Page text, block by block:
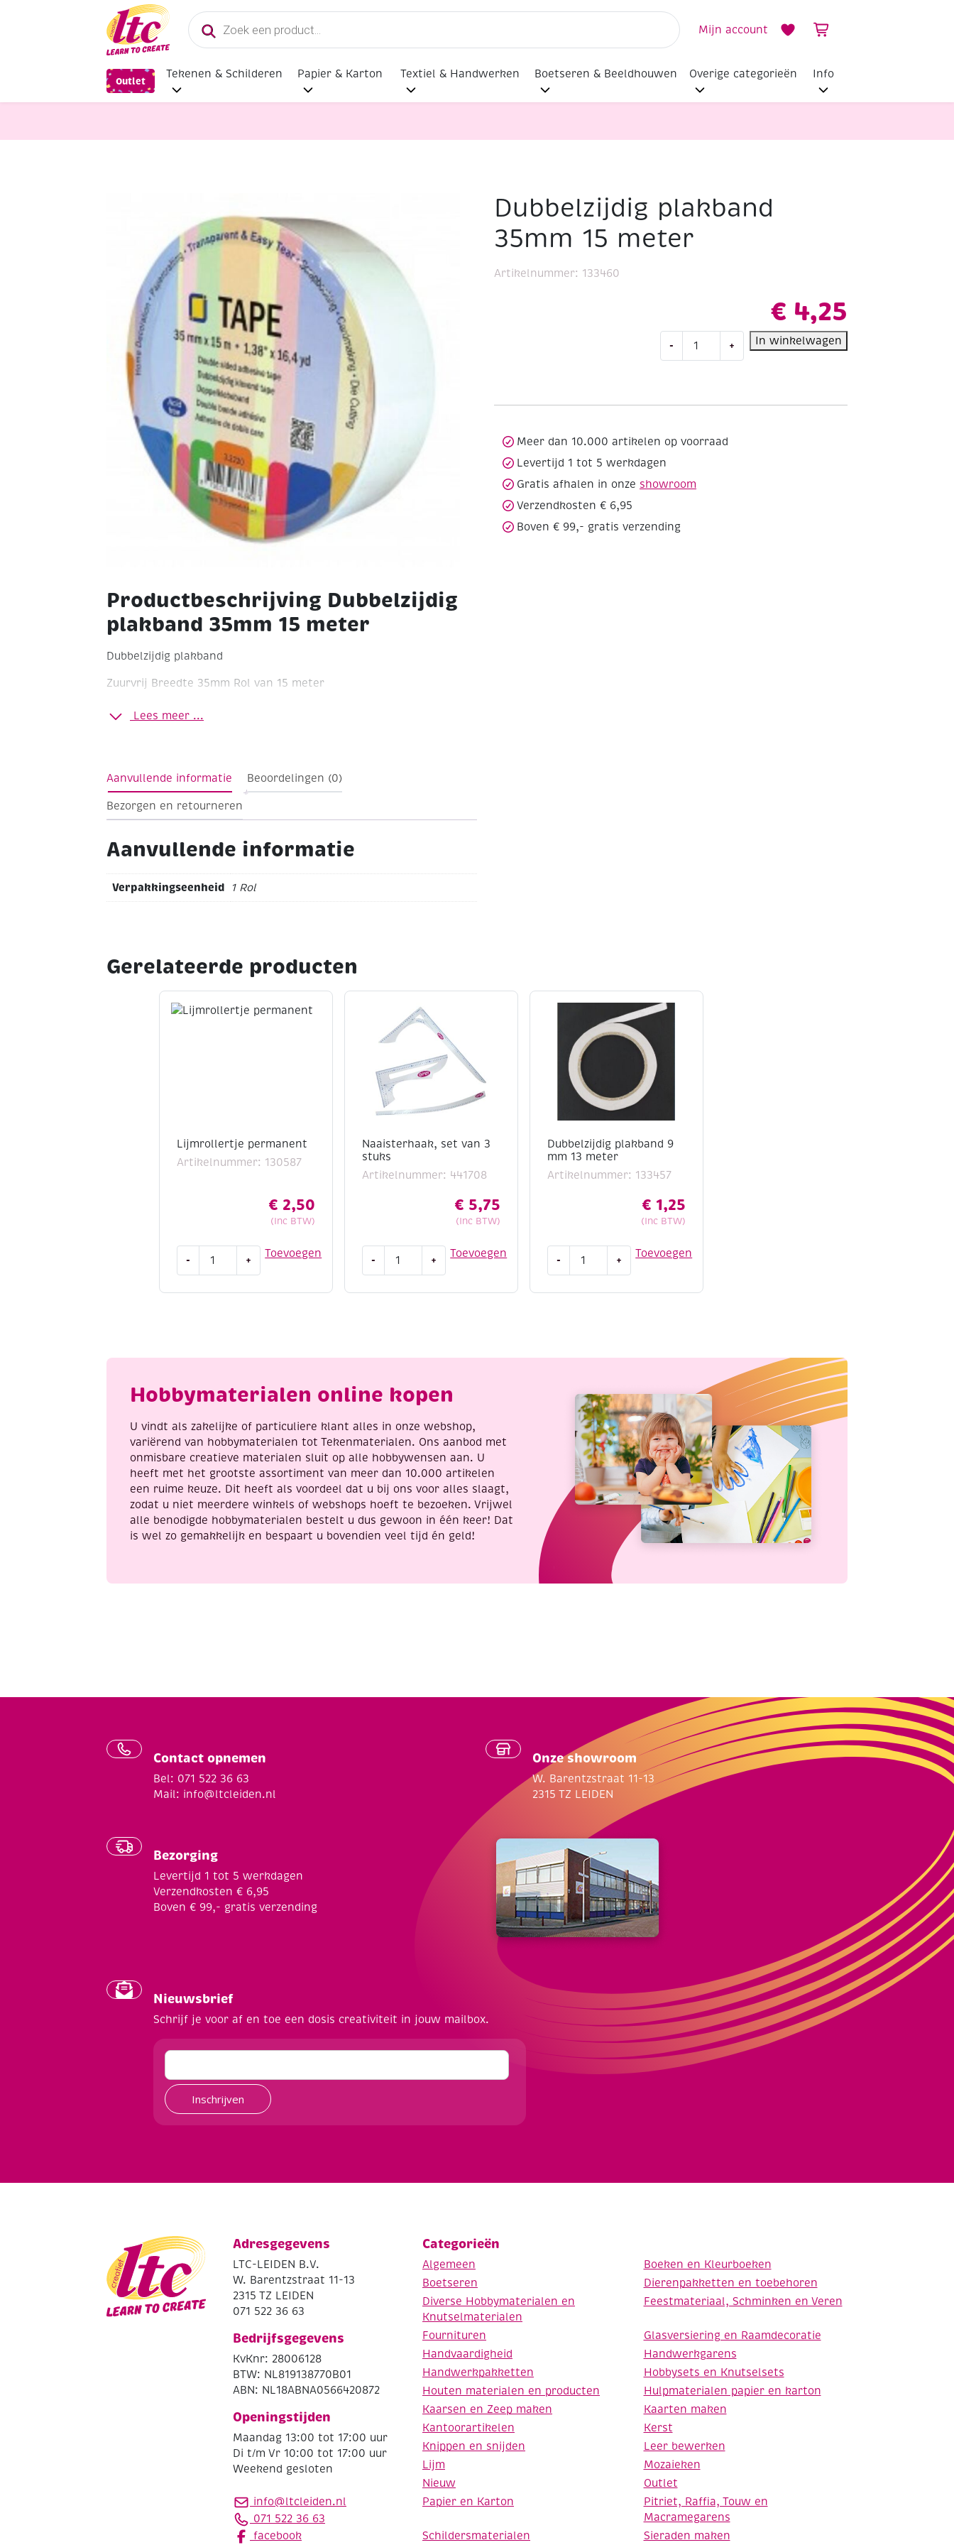
Producten
zoeken
Mijn account
Outlet
Tekenen & Schilderen Papier & Karton Textiel & Handwerken Boetseren & Beeldhouwen Overige categorieën Info
Kantoorartikelen Dubbelzijdig plakband 35mm 15 meter
Productbeschrijving Dubbelzijdig
plakband 35mm 15 meter
Dubbelzijdig plakband
Zuurvrij Breedte 35mm Rol van 15 meter
Lees meer ...
Dubbelzijdig plakband
35mm 15 meter
€ 4,25
-
plakband
+ In winkelwagen
Artikelnummer: 133460
Meer dan 10.000 artikelen op voorraad
Levertijd 1 tot 5 werkdagen
Gratis afhalen in onze showroom
Verzendkosten € 6,95
Boven € 99,- gratis verzending
Aanvullende informatie Beoordelingen (0)
Bezorgen en retourneren
Aanvullende informatie
Verpakkingseenheid 1 Rol
Gerelateerde producten
Lijmrollertje permanent
Artikelnummer: 130587
€ 2,50
(Inc BTW)
Toevoegen
-
permanent
+
Naaisterhaak, set van 3
stuks
Artikelnummer: 441708
€ 5,75
(Inc BTW)
Toevoegen
- +
Dubbelzijdig plakband 9
mm 13 meter
Artikelnummer: 133457
€ 1,25
(Inc BTW)
Toevoegen
-
plakband
+
Hobbymaterialen online kopen
U vindt als zakelijke of particuliere klant alles in onze webshop,
variërend van hobbymaterialen tot Tekenmaterialen. Ons aanbod met
onmisbare creatieve materialen sluit op alle hobbywensen aan. U
heeft met het grootste assortiment van meer dan 10.000 artikelen
een ruime keuze. Dit heeft als voordeel dat u bij ons voor alles slaagt,
zodat u niet meerdere winkels of webshops hoeft te bezoeken. Vrijwel
alle benodigde hobbymaterialen bestelt u dus gewoon in één keer! Dat
is wel zo gemakkelijk en bespaart u bovendien veel tijd én geld!
Contact opnemen
Bel: 071 522 36 63
Mail: info@ltcleiden.nl
Bezorging
Levertijd 1 tot 5 werkdagen
Verzendkosten € 6,95
Boven € 99,- gratis verzending
Onze showroom
W. Barentzstraat 11-13
2315 TZ LEIDEN
Nieuwsbrief
Schrijf je voor af en toe een dosis creativiteit in jouw mailbox.
Inschrijven
Adresgegevens
LTC-LEIDEN B.V.
W. Barentzstraat 11-13
2315 TZ LEIDEN
071 522 36 63
Bedrijfsgegevens
KvKnr: 28006128
BTW: NL819138770B01
ABN: NL18ABNA0566420872
Openingstijden
Maandag 13:00 tot 17:00 uur
Di t/m Vr 10:00 tot 17:00 uur
Weekend gesloten
info@ltcleiden.nl
071 522 36 63
facebook
Categorieën
Algemeen
Boeken en Kleurboeken
Boetseren
Dierenpakketten en toebehoren
Diverse Hobbymaterialen en
Knutselmaterialen
Feestmateriaal, Schminken en Veren
Fournituren
Glasversiering en Raamdecoratie
Handvaardigheid
Handwerkgarens
Handwerkpakketten
Hobbysets en Knutselsets
Houten materialen en producten
Hulpmaterialen papier en karton
Kaarsen en Zeep maken
Kaarten maken
Kantoorartikelen
Kerst
Knippen en snijden
Leer bewerken
Lijm
Mozaieken
Nieuw
Outlet
Papier en Karton
Pitriet, Raffia, Touw en
Macramegarens
Schildersmaterialen
Sieraden maken